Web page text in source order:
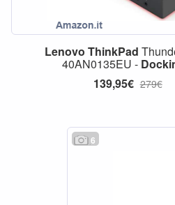
Lenovo ThinkPad
40AN0135EU -
139,95€ 279€
6